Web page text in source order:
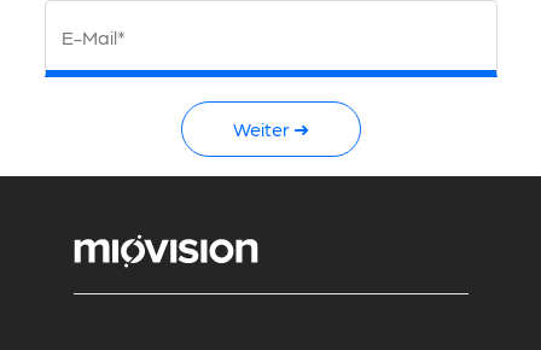
E-Mail*
Weiter ➜